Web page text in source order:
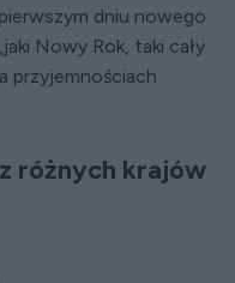
dniu nowego
Nowy Rok, taki cały
przyjemnościach
różnych krajów